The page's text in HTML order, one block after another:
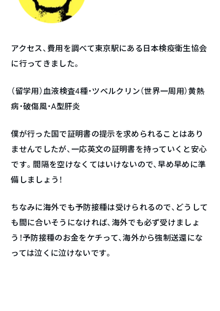
アクセス、費用を調べて東京駅にある日本検疫衛生協会
に行ってきました。
（留学用）血液検査4種・ツベルクリン（世界一周用）黄熱
病・破傷風・A型肝炎
僕が行った国で証明書の提示を求められることはあり
ませんでしたが、一応英文の証明書を持っていくと安心
です。間隔を空けなくてはいけないので、早め早めに準
備しましょう！
ちなみに海外でも予防接種は受けられるので、どうして
も間に合いそうになければ、海外でも必ず受けましょ
う！予防接種のお金をケチって、海外から強制送還にな
っては泣くに泣けないです。